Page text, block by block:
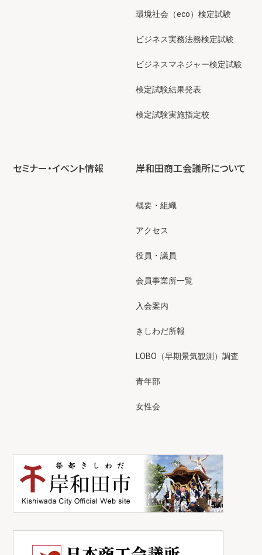
環境社会（eco）検定試験
ビジネス実務法務検定試験
ビジネスマネジャー検定試験
検定試験結果発表
検定試験実施指定校
セミナー・イベント情報 岸和田商工会議所について
概要・組織
アクセス
役員・議員
会員事業所一覧
入会案内
きしわだ所報
LOBO（早期景気観測）調査
青年部
女性会